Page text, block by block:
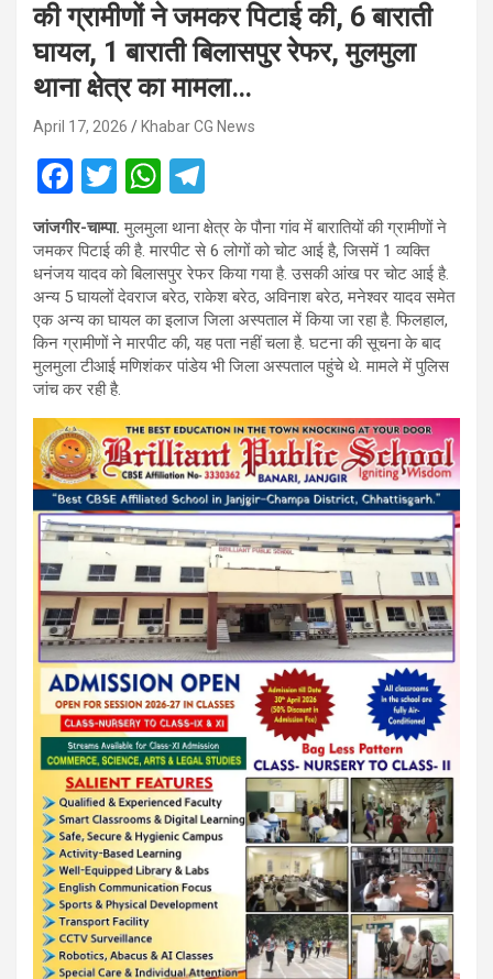
की ग्रामीणों ने जमकर पिटाई की, 6 बाराती
घायल, 1 बाराती बिलासपुर रेफर, मुलमुला
थाना क्षेत्र का मामला…
April 17, 2026 Khabar CG News
F
a
ce
b
o
o
k
T
wi
tt
er
W
h
at
s
A
p
el
e
gr
a
m
जांजगीर-चाम्पा. मुलमुला थाना क्षेत्र के पौना गांव में बारातियों की ग्रामीणों ने
जमकर पिटाई की है. मारपीट से 6 लोगों को चोट आई है, जिसमें 1 व्यक्ति
धनंजय यादव को बिलासपुर रेफर किया गया है. उसकी आंख पर चोट आई है.
अन्य 5 घायलों देवराज बरेठ, राकेश बरेठ, अविनाश बरेठ, मनेश्वर यादव समेत
एक अन्य का घायल का इलाज जिला अस्पताल में किया जा रहा है. फिलहाल,
किन ग्रामीणों ने मारपीट की, यह पता नहीं चला है. घटना की सूचना के बाद
मुलमुला टीआई मणिशंकर पांडेय भी जिला अस्पताल पहुंचे थे. मामले में पुलिस
जांच कर रही है.